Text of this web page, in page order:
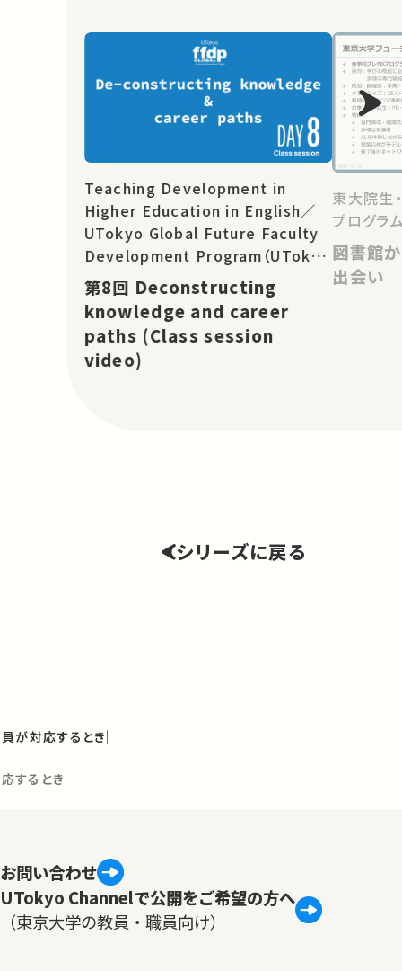
Teaching Development in
Higher Education in English／
UTokyo Global Future Faculty
Development Program（UTokyo
Global FFDP）
第8回 Deconstructing
knowledge and career
paths (Class session
video)
東大院生
プログラ
図書館
出会い
シリーズに戻る
が対応するとき
するとき
お問い合わせ
UTokyo Channelで公開をご希望の方へ
（東京大学の教員・職員向け）